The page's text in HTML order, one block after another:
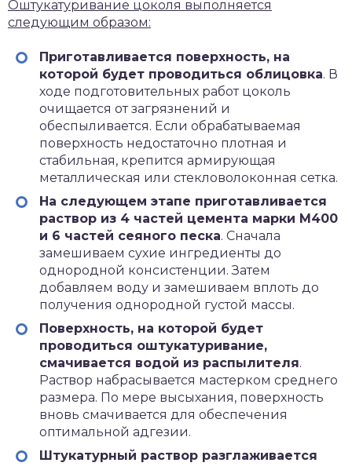
Оштукатуривание цоколя выполняется
следующим образом:
Приготавливается поверхность, на
которой будет проводиться облицовка. В
ходе подготовительных работ цоколь
очищается от загрязнений и
обеспыливается. Если обрабатываемая
поверхность недостаточно плотная и
стабильная, крепится армирующая
металлическая или стекловолоконная сетка.
На следующем этапе приготавливается
раствор из 4 частей цемента марки М400
и 6 частей сеяного песка. Сначала
замешиваем сухие ингредиенты до
однородной консистенции. Затем
добавляем воду и замешиваем вплоть до
получения однородной густой массы.
Поверхность, на которой будет
проводиться оштукатуривание,
смачивается водой из распылителя.
Раствор набрасывается мастерком среднего
размера. По мере высыхания, поверхность
вновь смачивается для обеспечения
оптимальной адгезии.
Штукатурный раствор разглаживается